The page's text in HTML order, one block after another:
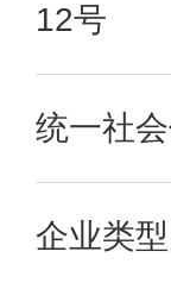
12号
统一社
企业类